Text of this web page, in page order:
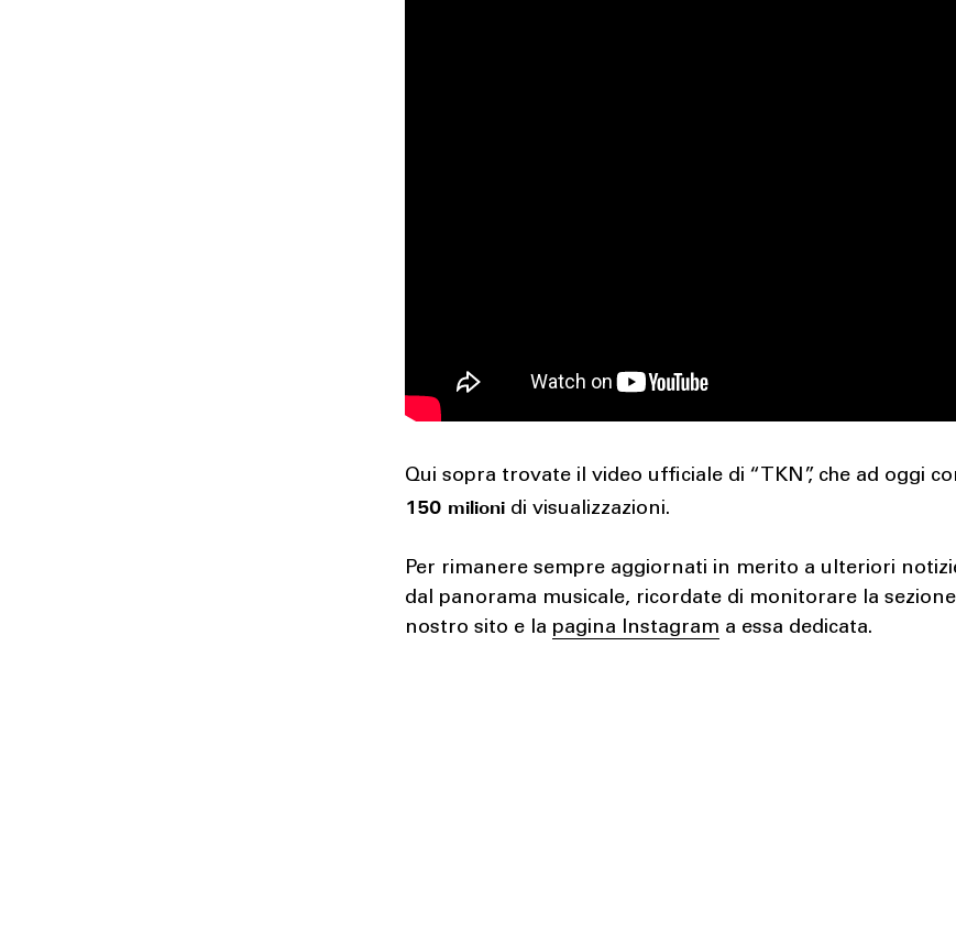
Qui sopra trovate il video ufficiale di “TKN”, che ad oggi
150 milioni di visualizzazioni.
Per rimanere sempre aggiornati in merito a ulteriori
dal panorama musicale, ricordate di monitorare la
nostro sito e la pagina Instagram a essa dedicata.